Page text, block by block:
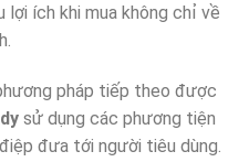
lợi ích khi mua không chỉ về
pháp tiếp theo được
sử dụng các phương tiện
đưa tới người tiêu dùng.